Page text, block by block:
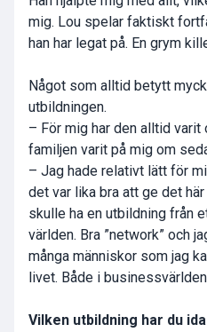
mig. Lou spelar faktiskt
han har legat på. En grym
Något som alltid betytt
utbildningen.
– För mig har den alltid
familjen varit på mig om
– Jag hade relativt lätt för
det var lika bra att ge det
skulle ha en utbildning från
världen. Bra ”network” och
många människor som jag
livet. Både i
Vilken utbildning har du